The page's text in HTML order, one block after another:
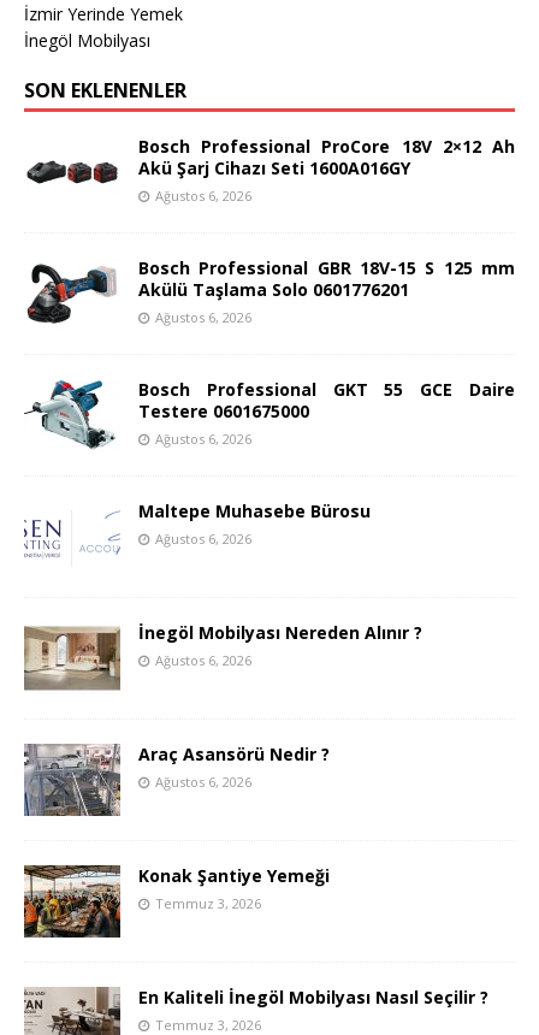
İzmir Yerinde Yemek
İnegöl Mobilyası
SON EKLENENLER
Bosch Professional ProCore 18V 2×12 Ah
Akü Şarj Cihazı Seti 1600A016GY
Ağustos 6, 2026
Bosch Professional GBR 18V-15 S 125 mm
Akülü Taşlama Solo 0601776201
Ağustos 6, 2026
Bosch Professional GKT 55 GCE Daire
Testere 0601675000
Ağustos 6, 2026
Maltepe Muhasebe Bürosu
Ağustos 6, 2026
İnegöl Mobilyası Nereden Alınır ?
Ağustos 6, 2026
Araç Asansörü Nedir ?
Ağustos 6, 2026
Konak Şantiye Yemeği
Temmuz 3, 2026
En Kaliteli İnegöl Mobilyası Nasıl Seçilir ?
Temmuz 3, 2026